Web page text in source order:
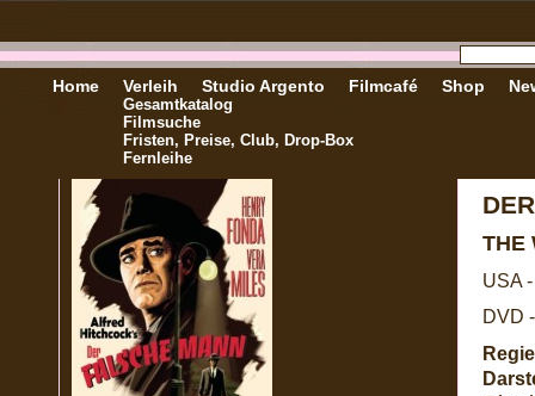
Home Verleih
Gesamtkatalog
Filmsuche
Fristen, Preise, Club, Drop-Box
Fernleihe
Studio Argento Filmcafé Shop
THE
USA
DVD